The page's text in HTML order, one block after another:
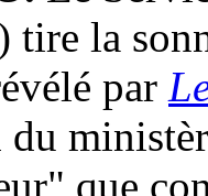
tire la
par
du
que